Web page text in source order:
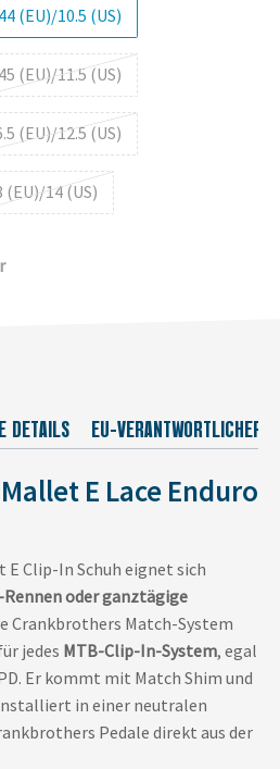
44 (EU)/10.5 (US)
45 (EU)/11.5 (US)
(EU)/12.5 (US)
(EU)/14 (US)
DETAILS EU-VERANTWORTLICHER
E Lace Enduro
Clip-In Schuh eignet sich
Rennen oder ganztägige
Crankbrothers Match-System
jedes MTB-Clip-In-System, egal
Er kommt mit Match Shim und
in einer neutralen
Pedale direkt aus der